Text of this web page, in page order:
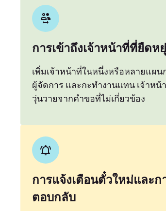
การเข้าถึงเจ้าหน้าที่ที่ยืดห
เพิ่มเจ้าหน้าที่ในหนึ่งหรือหลายแผ
ผู้จัดการ และกะทำงานแทน เจ้าห
วุ่นวายจากคำขอที่ไม่เกี่ยวข้อง
การแจ้งเตือนตั๋วใหม่และก
ตอบกลับ